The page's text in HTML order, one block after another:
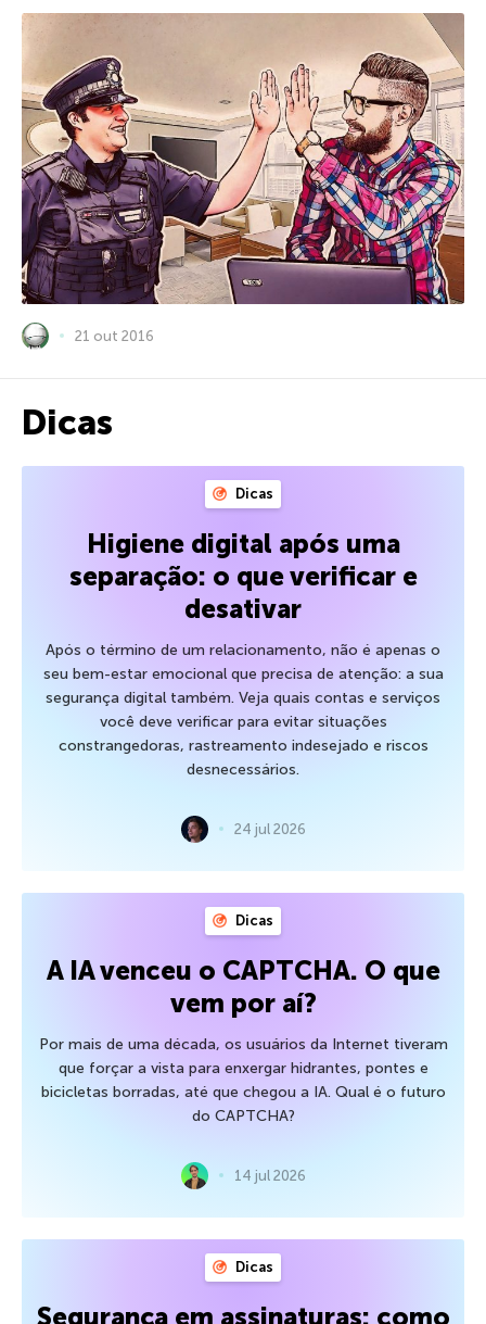
21 out 2016
Dicas
Dicas
Higiene digital após uma
separação: o que verificar e
desativar
Após o término de um relacionamento, não é apenas o
seu bem-estar emocional que precisa de atenção: a sua
segurança digital também. Veja quais contas e serviços
você deve verificar para evitar situações
constrangedoras, rastreamento indesejado e riscos
desnecessários.
24 jul 2026
Dicas
A IA venceu o CAPTCHA. O que
vem por aí?
Por mais de uma década, os usuários da Internet tiveram
que forçar a vista para enxergar hidrantes, pontes e
bicicletas borradas, até que chegou a IA. Qual é o futuro
do CAPTCHA?
14 jul 2026
Dicas
Segurança em assinaturas: como